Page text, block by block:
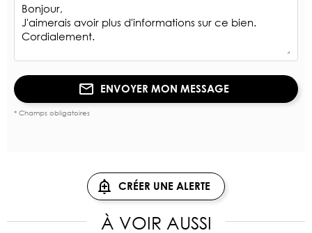
ENVOYER MON MESSAGE
* Champs obligatoires
CRÉER UNE ALERTE
À VOIR AUSSI